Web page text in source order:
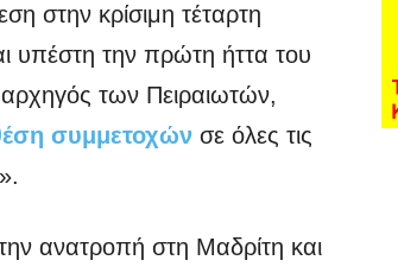
στην κρίσιμη τέταρτη
υπέστη την πρώτη ήττα του
των Πειραιωτών,
συμμετοχών σε όλες τις
ανατροπή στη Μαδρίτη και